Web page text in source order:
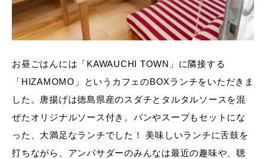
お昼ごはんには「KAWAUCHI TOWN」に隣接する
「HIZAMOMO」というカフェのBOXランチをいただきま
した。唐揚げは徳島県産のスダチとタルタルソースを混
ぜたオリジナルソース付き。パンやスープもセットにな
った、大満足なランチでした！ 美味しいランチに舌鼓を
打ちながら、アンバサダーのみんなは最近の趣味や、聴